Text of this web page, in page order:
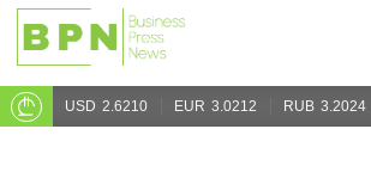
USD 2.6210 EUR 3.0212 RUB 3.2024